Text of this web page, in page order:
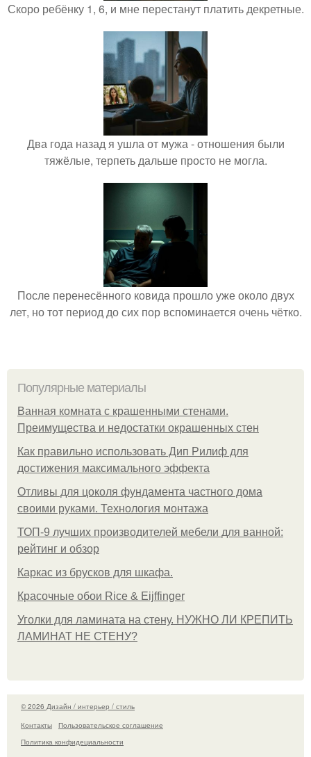
Скоро ребёнку 1, 6, и мне перестанут платить декретные.
Два года назад я ушла от мужа - отношения были
тяжёлые, терпеть дальше просто не могла.
После перенесённого ковида прошло уже около двух
лет, но тот период до сих пор вспоминается очень чётко.
Популярные материалы
Ванная комната с крашенными стенами.
Преимущества и недостатки окрашенных стен
Как правильно использовать Дип Рилиф для
достижения максимального эффекта
Отливы для цоколя фундамента частного дома
своими руками. Технология монтажа
ТОП-9 лучших производителей мебели для ванной:
рейтинг и обзор
Каркас из брусков для шкафа.
Красочные обои Rice & Eijffinger
Уголки для ламината на стену. НУЖНО ЛИ КРЕПИТЬ
ЛАМИНАТ НЕ СТЕНУ?
© 2026 Дизайн / интерьер / стиль
Контакты
Пользовательское соглашение
Политика конфидециальности